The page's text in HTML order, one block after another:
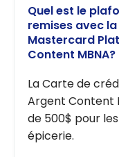
Quel est le
remises avec
Mastercard
Content MBNA?
La Carte de
Argent Content
de 500$ pour
épicerie.